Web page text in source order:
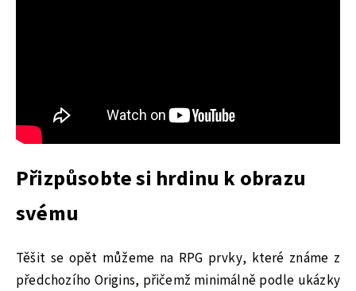
Přizpůsobte si hrdinu k obrazu
svému
Těšit se opět můžeme na RPG prvky, které známe z
předchozího Origins, přičemž minimálně podle ukázky